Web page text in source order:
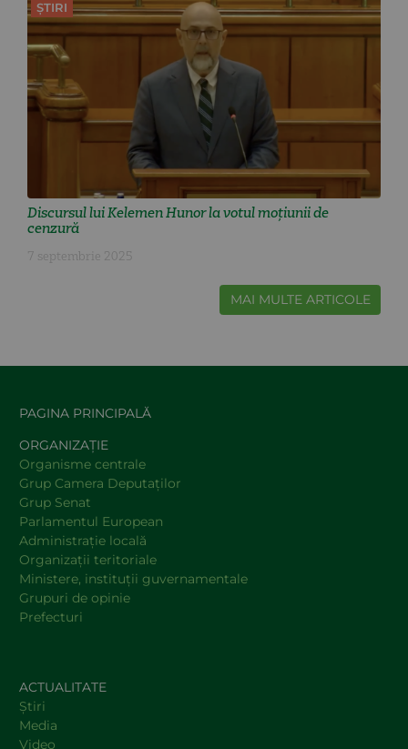
ȘTIRI
Discursul lui Kelemen Hunor la votul moțiunii de
cenzură
7 septembrie 2025
MAI MULTE ARTICOLE
PAGINA PRINCIPALĂ
ORGANIZAȚIE
Organisme centrale
Grup Camera Deputaţilor
Grup Senat
Parlamentul European
Administraţie locală
Organizaţii teritoriale
Ministere, instituţii guvernamentale
Grupuri de opinie
Prefecturi
ACTUALITATE
Știri
Media
Video